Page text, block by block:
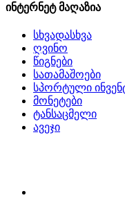
ინტერნეტ მაღაზია
სხვადასხვა
ღვინო
წიგნები
სათამაშოები
სპორტული
მონეტები
ტანსაცმელი
ავეჯი